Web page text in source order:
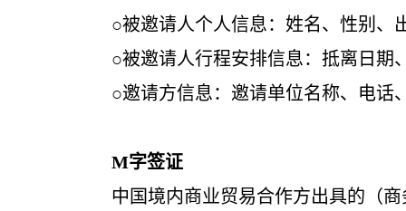
○被邀请人个人信息：姓名、性别、出
○被邀请人行程安排信息：抵离日期、旅
○邀请方信息：邀请单位名称、电话、地
M字签证
中国境内商业贸易合作方出具的（商务